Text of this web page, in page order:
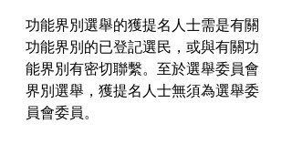
功能界別選舉的獲提名人士需是有關
功能界別的已登記選民，或與有關功
能界別有密切聯繫。至於選舉委員會
界別選舉，獲提名人士無須為選舉委
員會委員。